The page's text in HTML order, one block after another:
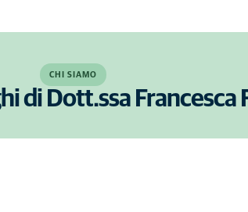
CHI SIAMO
di Dott.ssa Francesca